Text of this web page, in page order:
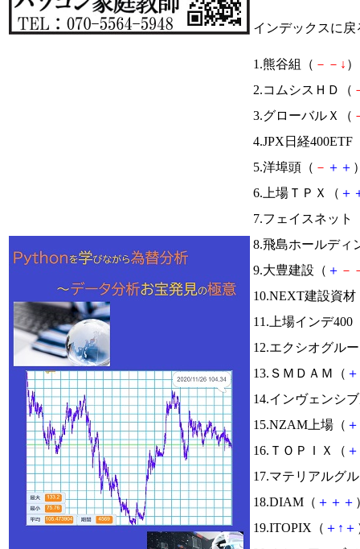
インデックスに戻
1.熊谷組（ － － ↓
2.コムシスＨＤ（
3.グローバルＸ（
4.JPX日経400ETF
5.洋埠頭（ － ＋ ＋
6.上場ＴＰＸ（ ＋
7.フェイスネット
8.飛島ホールディ
9.大豊建設（ ＋ －
10.NEXT建設資材
11.上場インデ400
12.エクシオグル
13.ＳＭＤＡＭ（ ＋
14.インヴェンシ
15.NZAM上場（ ＋
16.ＴＯＰＩＸ（ ＋
17.マテリアルグ
18.DIAM（ ＋ ＋ ＋
19.ITOPIX（ ＋ ↑ ＋